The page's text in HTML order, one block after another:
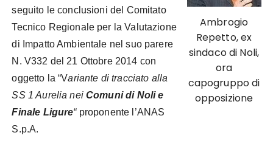
Ambrogio
Repetto, ex
sindaco di Noli,
ora
capogruppo di
opposizione
seguito le conclusioni del Comitato
Tecnico Regionale per la Valutazione
di Impatto Ambientale nel suo parere
N. V332 del 21 Ottobre 2014 con
oggetto la “Variante di tracciato alla
SS 1 Aurelia neiComuni di Noli e
Finale Ligure“proponente l’ANAS
S.p.A.